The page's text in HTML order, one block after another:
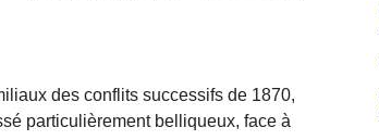
des conflits successifs de 1870,
particulièrement belliqueux, face à